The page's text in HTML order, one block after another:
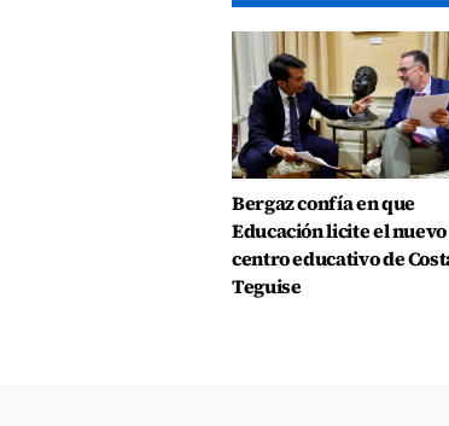
Bergaz confía en que
Educación licite el nuevo
centro educativo de
Teguise